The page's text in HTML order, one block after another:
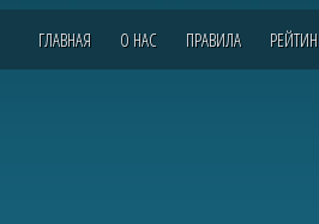
ГЛАВНАЯ О НАС ПРАВИЛА